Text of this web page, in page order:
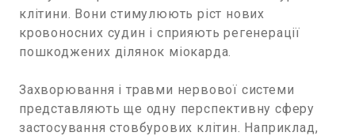
клітини. Вони стимулюють ріст нових
кровоносних судин і сприяють регенерації
пошкоджених ділянок міокарда.
Захворювання і травми нервової системи
представляють ще одну перспективну сферу
застосування стовбурових клітин. Наприклад,